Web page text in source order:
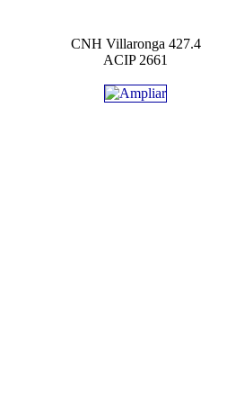
CNH Villaronga 427.4
ACIP 2661